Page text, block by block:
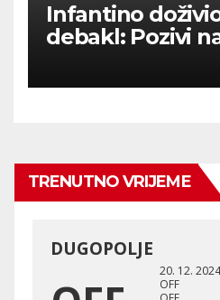
Infantino
debakl: Pozivi
dionica SP-a!
TRENUTNO VRIJEME